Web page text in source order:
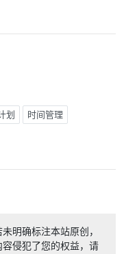
划 时间管理
明确标注本站原创，
侵犯了您的权益，请